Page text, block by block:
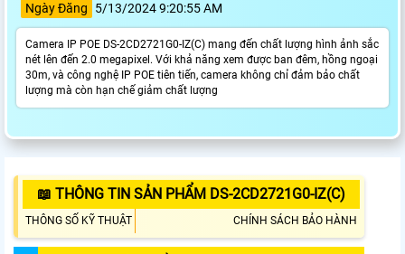
Ngày Đăng
5/13/2024 9:20:55 AM
Camera IP POE DS-2CD2721G0-IZ(C) mang đến chất lượng hình ảnh sắc
nét lên đến 2.0 megapixel. Với khả năng xem được ban đêm, hồng ngoại
30m, và công nghệ IP POE tiên tiến, camera không chỉ đảm bảo chất
lượng mà còn hạn chế giảm chất lượng
📖 THÔNG TIN SẢN PHẨM DS-2CD2721G0-IZ(C)
THÔNG SỐ KỸ THUẬT CHÍNH SÁCH BẢO HÀNH